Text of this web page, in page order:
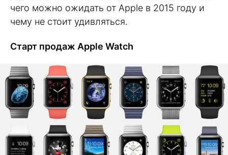
чего можно ожидать от Apple в 2015 году и
чему не стоит удивляться.
Старт продаж Apple Watch